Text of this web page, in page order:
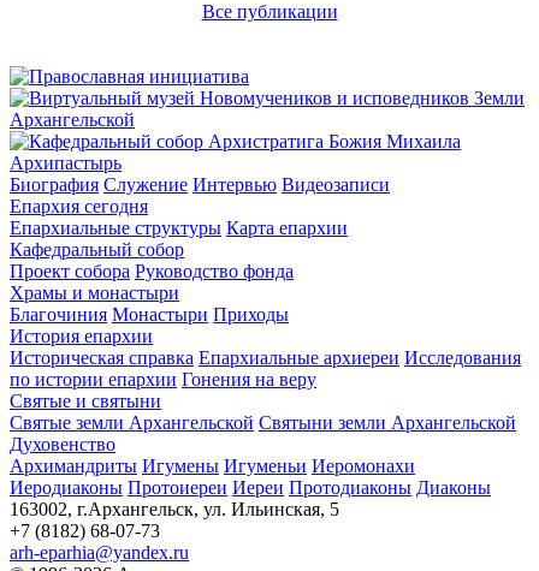
Все публикации
Архипастырь
Биография Служение Интервью Видеозаписи
Епархия сегодня
Епархиальные структуры Карта епархии
Кафедральный собор
Проект собора Руководство фонда
Храмы и монастыри
Благочиния Монастыри Приходы
История епархии
Историческая справка Епархиальные архиереи Исследования
по истории епархии Гонения на веру
Святые и святыни
Святые земли Архангельской Святыни земли Архангельской
Духовенство
Архимандриты Игумены Игуменьи Иеромонахи
Иеродиаконы Протоиереи Иереи Протодиаконы Диаконы
163002, г.Архангельск, ул. Ильинская, 5
+7 (8182) 68-07-73
arh-eparhia@yandex.ru